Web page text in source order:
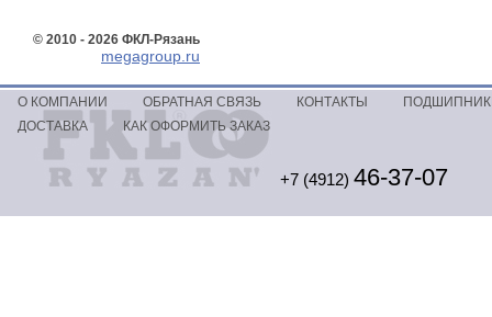
© 2010 - 2026 ФКЛ-Рязань
megagroup.ru
+7 (4912) 46-37-07
О КОМПАНИИ ОБРАТНАЯ СВЯЗЬ КОНТАКТЫ
ДОСТАВКА
КАК ОФОРМИТЬ ЗАКАЗ